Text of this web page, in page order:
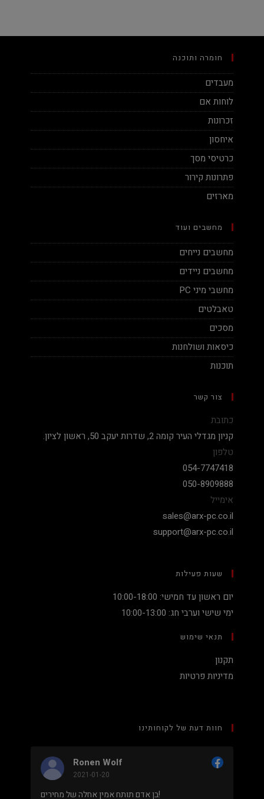
חומרה ותוכנה
מעבדים
לוחות אם
זכרונות
איחסון
כרטיסי מסך
פתרונות קירור
מארזים
מחשבים ועוד
מחשבים נייחים
מחשבים ניידים
מחשבי מיני PC
טאבלטים
מסכים
כיסאות ושולחנות
תוכנות
צור קשר
כתובת
קניון מגדלי העיר קומה 2, שדרות יעקב 50, ראשון לציון.
טלפון
054-7747418
050-8909888
אימייל
sales@arx-pc.co.il
support@arx-pc.co.il
שעות פעילות
יום ראשון עד חמישי: 10:00-18:00
ימי שישי וערבי חג: 10:00-13:00
תנאי שימוש
תקנון
מדיניות פרטיות
חוות דעת של לקוחותינו
Ronen Wolf
2021-01-20
בן אדם תותח אמין אחלה של מחירים!